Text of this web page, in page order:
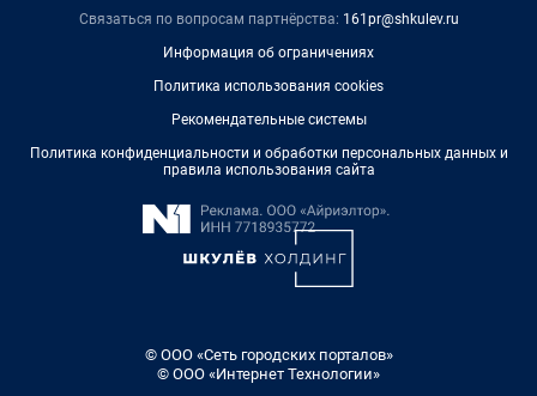
Связаться по вопросам партнёрства: 161pr@shkulev.ru
Информация об ограничениях
Политика использования cookies
Рекомендательные системы
Политика конфиденциальности и обработки персональных данных и
правила использования сайта
© ООО «Сеть городских порталов»
© ООО «Интернет Технологии»